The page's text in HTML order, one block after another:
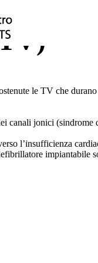
le TV che
canali jonici
l’insufficienza
impiantabile